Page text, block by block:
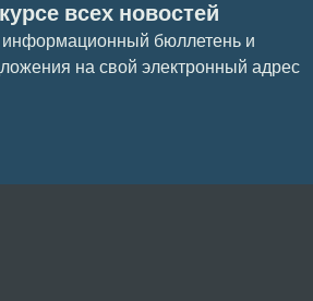
всех новостей
бюллетень и
на свой электронный адрес